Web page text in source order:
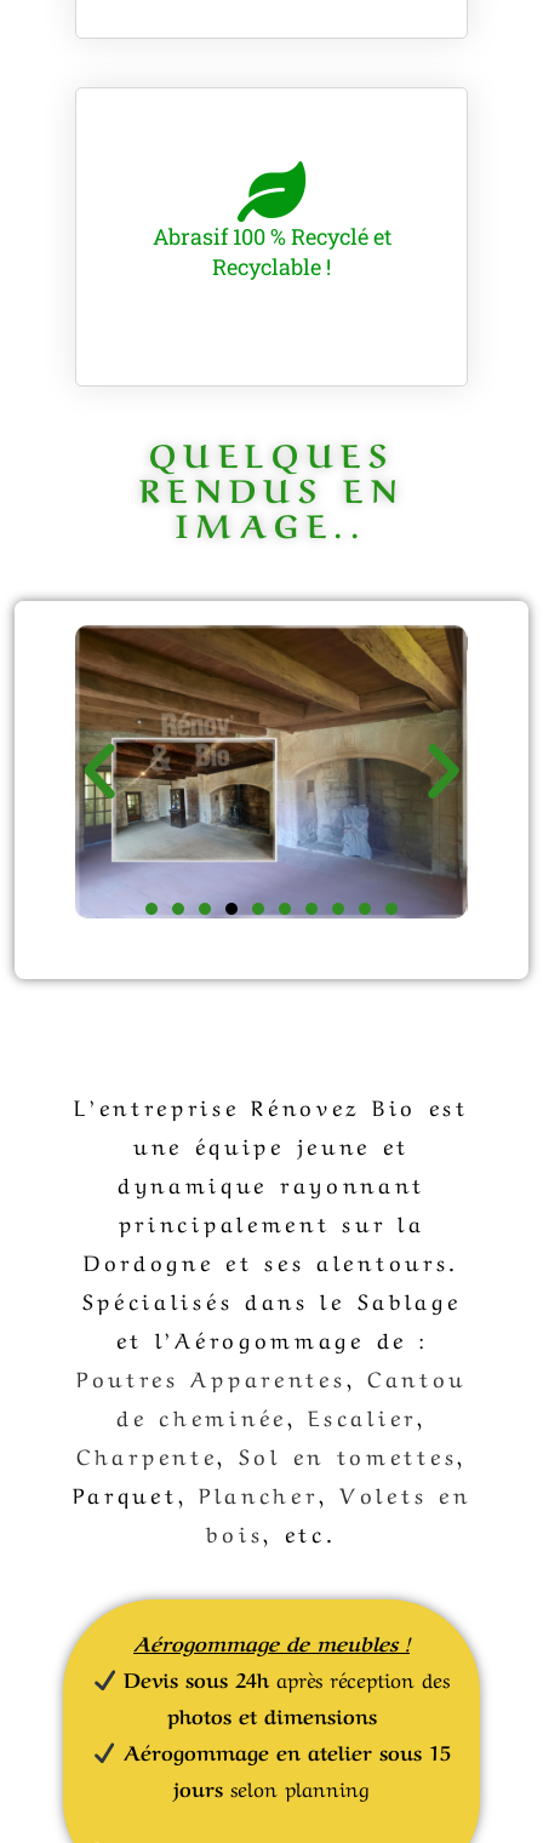
Abrasif 100 % Recyclé et
Recyclable !
QUELQUES
RENDUS EN
IMAGE..
L’entreprise Rénovez Bio est
une équipe jeune et
dynamique rayonnant
principalement sur la
Dordogne et ses alentours.
Spécialisés dans le Sablage
et l’Aérogommage de :
Poutres Apparentes, Cantou
de cheminée,Escalier,
Charpente, Sol en tomettes,
Parquet, Plancher, Volets en
bois, etc.
Aérogommage de meubles !
Devis sous 24haprès réception des
photos et dimensions
Aérogommage en atelier sous 15
jours selon planning